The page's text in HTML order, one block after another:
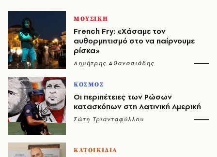
ΜΟΥΣΙΚΗ
French Fry: «Χάσαμε τον
αυθορμητισμό στο να παίρνουμε
ρίσκα»
Δημήτρης Αθανασιάδης
ΚΟΣΜΟΣ
Οι περιπέτειες των Ρώσων
κατασκόπων στη Λατινική Αμερική
Σώτη Τριανταφύλλου
ΚΑΤΟΙΚΙΔΙΑ